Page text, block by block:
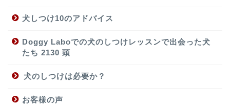
犬しつけ10のアドバイス
Doggy Laboでの犬のしつけレッスンで出会った犬
たち 2130 頭
犬のしつけは必要か？
お客様の声